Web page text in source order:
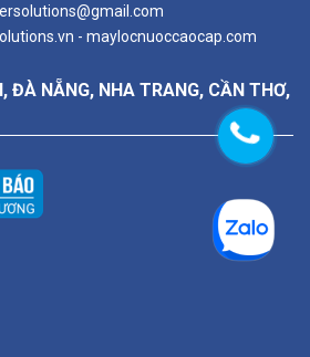
- maylocnuoccaocap.com
ĐÀ NẴNG, NHA TRANG, CẦN THƠ,